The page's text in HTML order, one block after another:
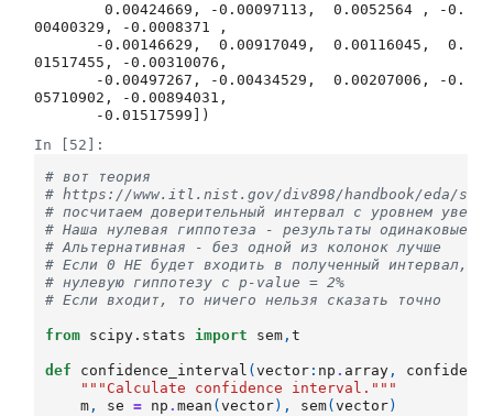
00400329, -0.0008371 ,
01517455, -0.00310076,
05710902, -0.00894031,
       -0.01517599])
In [52]:
# вот теория
# https://www.itl.nist.gov/div898/handbook/eda/
# посчитаем доверительный интервал с уровнем
# Наша нулевая гиппотеза - результаты одинаковые
# Альтернативная - без одной из колонок лучше
# Если 0 НЕ будет входить в полученный интервал,
# нулевую гиппотезу с p-value = 2%
# Если входит, то ничего нельзя сказать точно
from scipy.stats import sem ,t
def confidence_interval (vector : np . array ,
"""Calculate confidence interval."""
m , se = np .mean (vector), sem(vector)